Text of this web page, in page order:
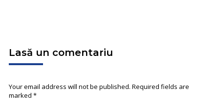
Lasă un comentariu
Your email address will not be published. Required fields are
marked *